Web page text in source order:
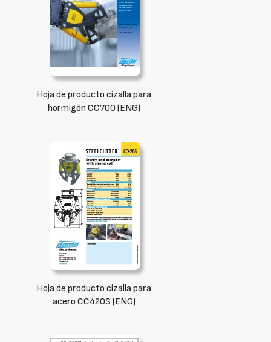
Hoja de producto cizalla para
hormigón CC700 (ENG)
Hoja de producto cizalla para
acero CC420S (ENG)